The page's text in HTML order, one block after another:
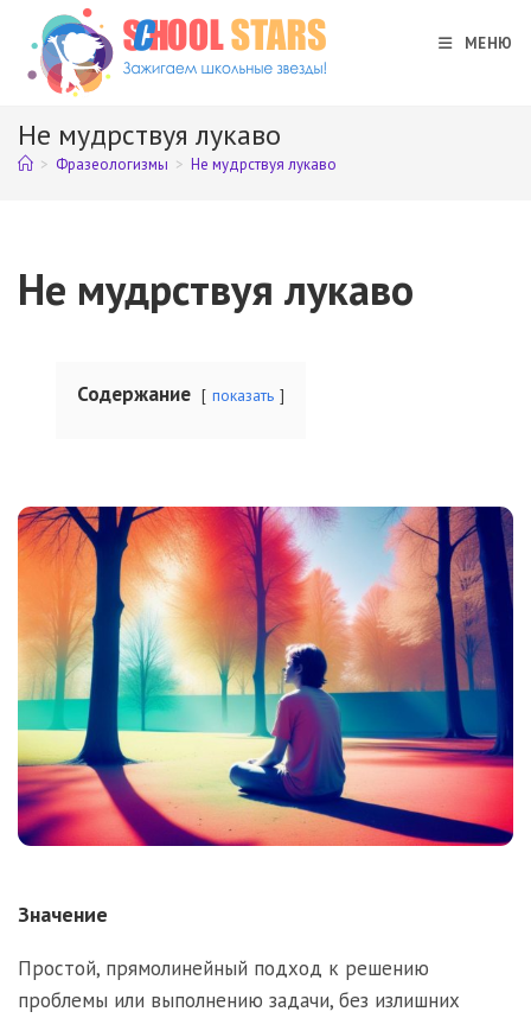
Перейти
содержимому
МЕНЮ
Не мудрствуя лукаво
> Фразеологизмы > Не мудрствуя лукаво
Не мудрствуя лукаво
Содержание показать
Значение
Простой, прямолинейный подход к решению
проблемы или выполнению задачи, без излишних